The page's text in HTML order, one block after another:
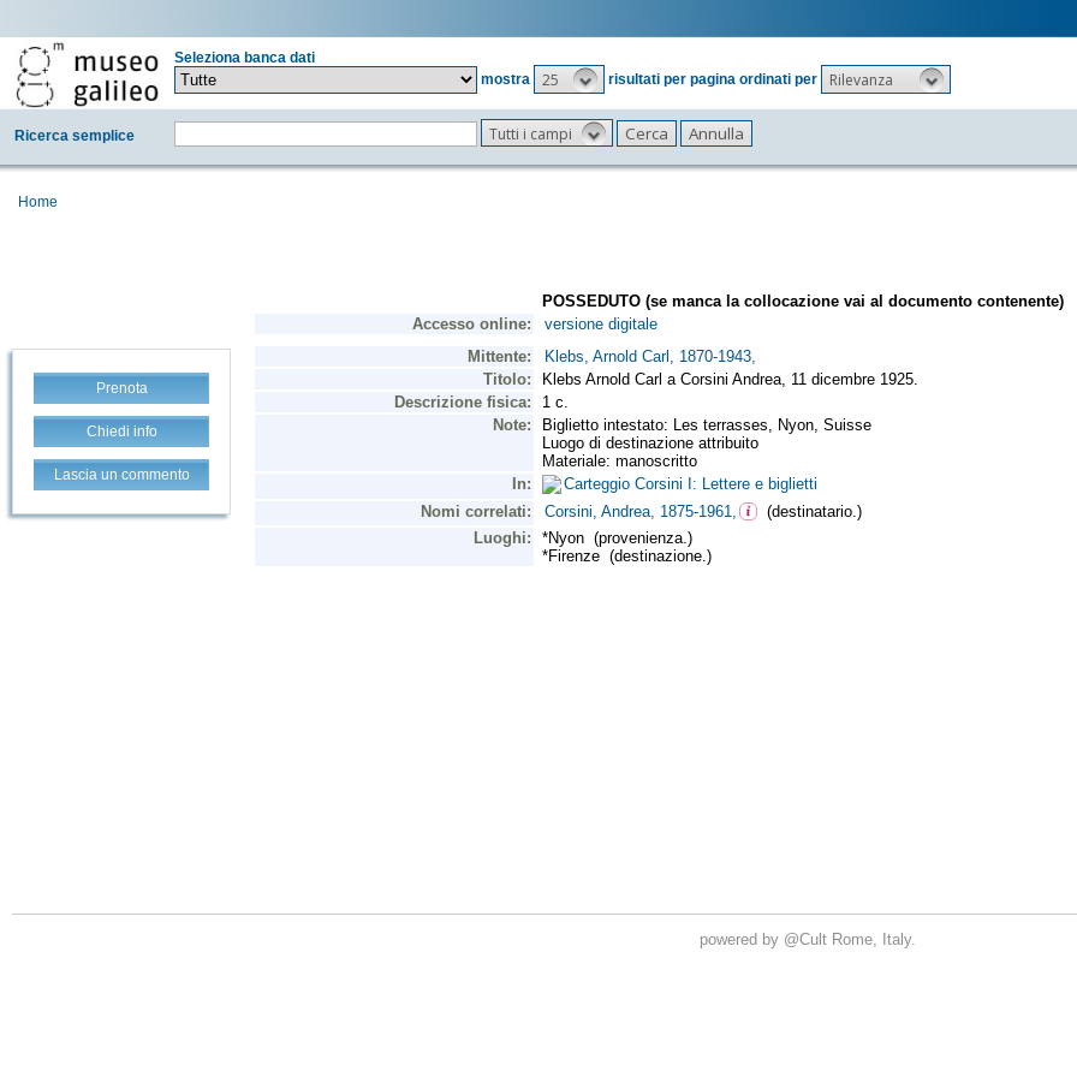
Seleziona banca dati
mostra
25 risultati per pagina ordinati per Rilevanza
Ricerca semplice Tutti i campi
Home
Prenota
Chiedi info
Lascia un commento
powered by @Cult Rome, Italy.